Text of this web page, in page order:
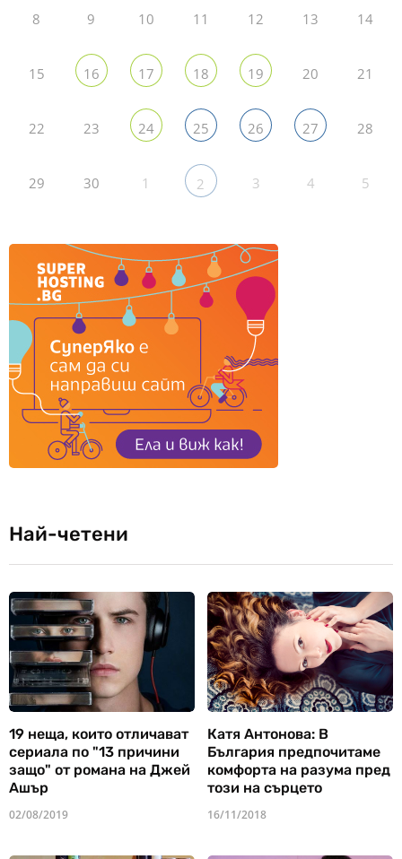
8 9 10 11 12 13 14
15 16 17 18 19 20 21
22 23 24 25 26 27 28
29 30 1 2 3 4 5
Най-четени
19 неща, които отличават
сериала по "13 причини
защо" от романа на Джей
Ашър
02/08/2019
Катя Антонова: В
България предпочитаме
комфорта на разума пред
този на сърцето
16/11/2018